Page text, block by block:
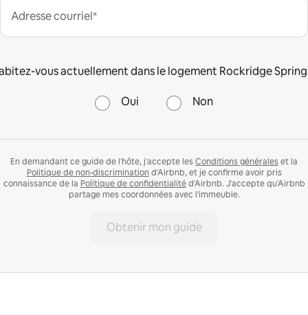
Adresse courriel*
vous actuellement dans le logement Rockridge
Oui Non
En demandant ce guide de l'hôte, j'accepte les Conditions générales et la
Politique de non-discrimination d'Airbnb, et je confirme avoir pris
connaissance de la Politique de confidentialitéd'Airbnb. J'accepte qu'Airbnb
partage mes coordonnées avec l'immeuble.
Obtenir mon guide